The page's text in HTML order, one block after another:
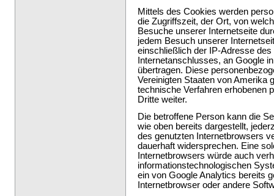
Mittels des Cookies werden
die Zugriffszeit, der Ort, von
Besuche unserer Internetseite
jedem Besuch unserer
einschließlich der IP-Adresse
Internetanschlusses, an Google
übertragen. Diese
Vereinigten Staaten von Amerika
technische Verfahren erhobenen
Dritte weiter.
Die betroffene Person kann die
wie oben bereits dargestellt,
des genutzten Internetbrowsers
dauerhaft widersprechen. Eine
Internetbrowsers würde auch
informationstechnologischen
ein von Google Analytics bereits
Internetbrowser oder andere